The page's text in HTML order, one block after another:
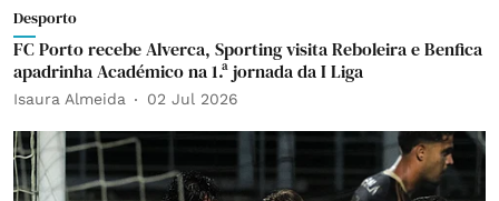
Desporto
FC Porto recebe Alverca, Sporting visita Reboleira e Benfica
apadrinha Académico na 1.ª jornada da I Liga
Isaura Almeida 02 Jul 2026